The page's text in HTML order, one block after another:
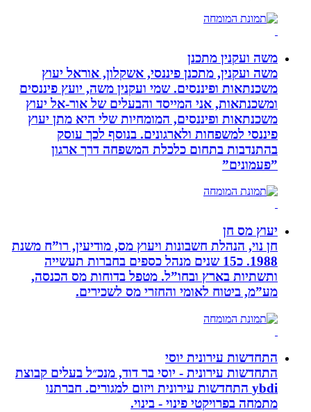
משה ועקנין מתכנן
משה ועקנין, מתכנן פיננסי, אשקלון, אוראל יעוץ
משכנתאות ופיננסים. שמי ועקנין משה, יועץ פיננסים
ומשכנתאות, אני המייסד והבעלים של אור-אל יעוץ
משכנתאות ופיננסים, המומחיות שלי היא מתן יעוץ
פיננסי למשפחות ולארגונים. בנוסף לכך עוסק
בהתנדבות בתחום כלכלת המשפחה דרך ארגון
”פעמונים”
יעוץ מס חן
חן נוי, הנהלת חשבונות ויעוץ מס, מודיעין, רו”ח משנת
1988. כ15 שנים מנהל כספים בחברות תעשייה
ותשתיות בארץ ובחו”ל. מטפל בדוחות מס הכנסה,
מע”מ, ביטוח לאומי והחזרי מס לשכירים.
התחדשות עירונית יוסי
התחדשות עירונית - יוסי בר דוד, מנכ״ל בעלים קבוצת
ybdi התחדשות עירונית ויזום למגורים. חברתנו
מתמחה בפרויקטי פינוי - בינוי.